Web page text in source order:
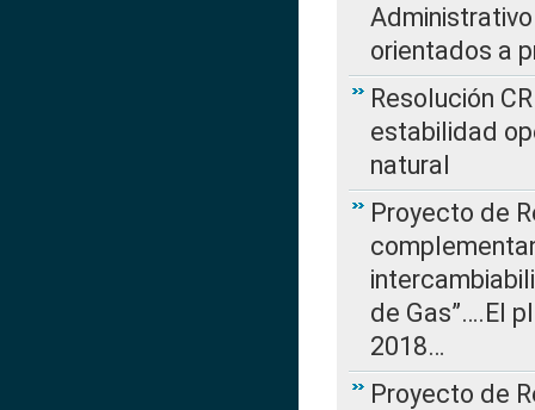
orientados a
Resolución
estabilidad
natural
Proyecto de
de Gas”….El
2018…
Proyecto de